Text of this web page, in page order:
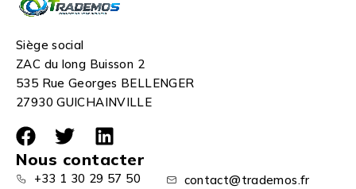
Siège social
ZAC du long Buisson 2
535 Rue Georges BELLENGER
27930 GUICHAINVILLE
Nous contacter
+33 1 30 29 57 50
contact@trademos.fr